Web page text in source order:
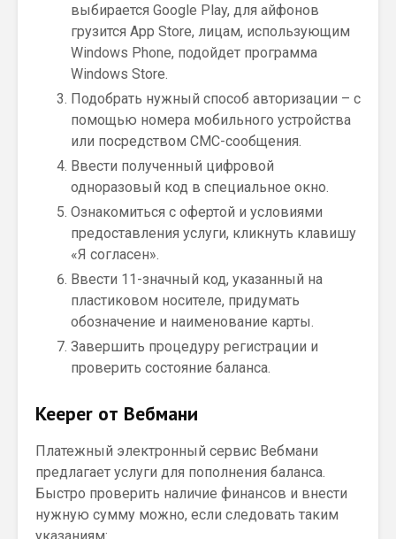
выбирается Google Play, для айфонов
грузится App Store, лицам, использующим
Windows Phone, подойдет программа
Windows Store.
Подобрать нужный способ авторизации – с
помощью номера мобильного устройства
или посредством СМС-сообщения.
Ввести полученный цифровой
одноразовый код в специальное окно.
Ознакомиться с офертой и условиями
предоставления услуги, кликнуть клавишу
«Я согласен».
Ввести 11-значный код, указанный на
пластиковом носителе, придумать
обозначение и наименование карты.
Завершить процедуру регистрации и
проверить состояние баланса.
Keeper от Вебмани
Платежный электронный сервис Вебмани
предлагает услуги для пополнения баланса.
Быстро проверить наличие финансов и внести
нужную сумму можно, если следовать таким